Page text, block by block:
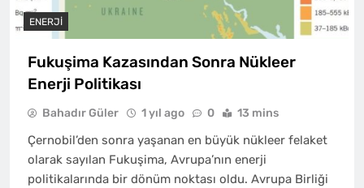
ENERJI
Fukuşima Kazasından Sonra Nükleer
Enerji Politikası
Bahadır Güler 1 yıl ago 0 13 mins
Çernobil’den sonra yaşanan en büyük nükleer felaket
olarak sayılan Fukuşima, Avrupa’nın enerji
politikalarında bir dönüm noktası oldu. Avrupa Birliği